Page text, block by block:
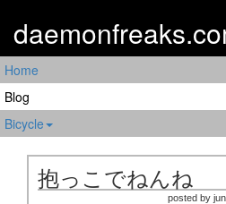
Home
Blog
Bicycle
抱っこでねんね
posted by